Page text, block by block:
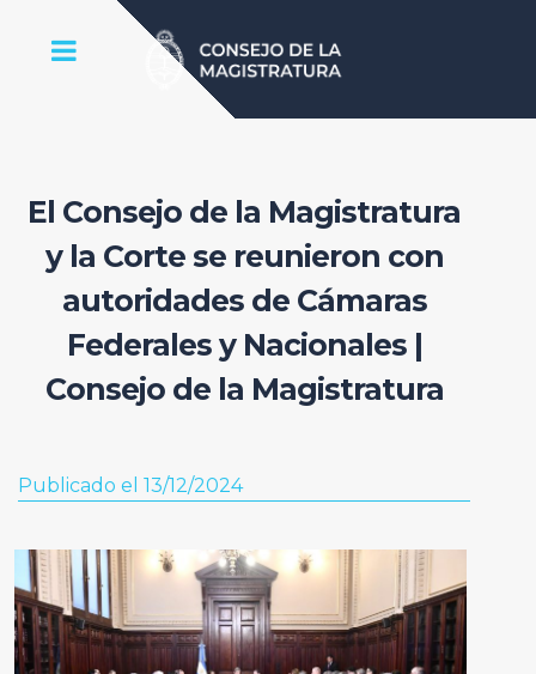
El Consejo de la Magistratura
y la Corte se reunieron con
autoridades de Cámaras
Federales y Nacionales |
Consejo de la Magistratura
Publicado el 13/12/2024